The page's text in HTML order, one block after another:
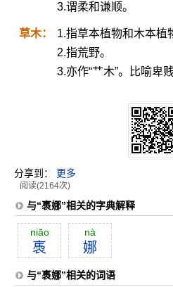
3.谓柔和谦顺。
草木：
1.指草本植物和木本植
2.指荒野。
3.亦作“艹木”。比喻卑
分享到： 更多
阅读(2164次)
与“褭娜”相关的字典解释
niăo
褭
nà
娜
与“褭娜”相关的词语